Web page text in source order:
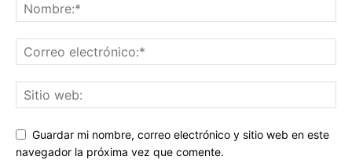
Guardar mi nombre, correo electrónico y sitio web en este
navegador la próxima vez que comente.